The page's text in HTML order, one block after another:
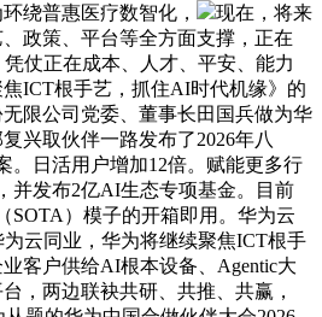
绕普惠医疗数智化，
现在，将来
政策、平台等全方面支撑，正在
仗正在成本、人才、平安、能力
ICT根手艺，抓住AI时代机缘》的
限公司党委、董事长田国兵做为华
兴取伙伴一路发布了2026年八
。日活用户增加12倍。赋能更多行
并发布2亿AI生态专项基金。目前
SOTA）模子的开箱即用。华为云
云同业，华为将继续聚焦ICT根手
客户供给AI根本设备、Agentic大
，两边联袂共研、共推、共赢，